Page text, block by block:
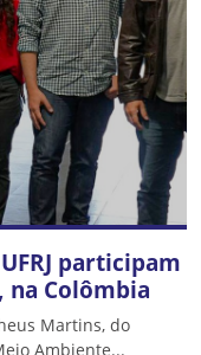
participam
na Colômbia
Martins, do
Ambiente...